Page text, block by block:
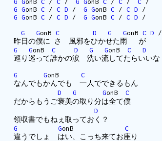
G GonB C / C D / G GonB C / C D /
G GonB C / C D / G GonB C / C D /
G
GonB C D G GonB C D /
昨日の僕に さ 風邪をひかせた雨 が
G
GonB C D G GonB C
D
巡り巡って誰かの涙 洗い流してたらいいな
G GonB C
なんでもかんでも 一人でできるもん
D
G GonB C
だからもうご褒美の取り分は全て僕
D
領収書でもねぇ取っておく？
G
GonB C
違うでしょ はい、こっち来てお座り